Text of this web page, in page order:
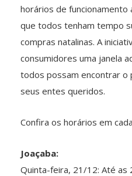
horários de
que todos tenham tempo
compras natalinas. A
consumidores uma janela
todos possam encontrar
seus entes queridos.
Confira os horários em
Joaçaba:
Quinta-feira, 21/12: Até as